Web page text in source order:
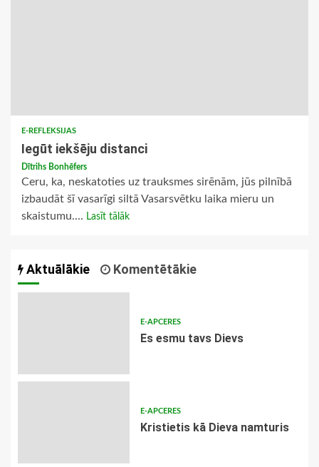
E-REFLEKSIJAS
Iegūt iekšēju distanci
Dītrihs Bonhēfers
Ceru, ka, neskatoties uz trauksmes sirēnām, jūs pilnībā
izbaudāt šī vasarīgi siltā Vasarsvētku laika mieru un
skaistumu.... Lasīt tālāk
Aktuālākie Komentētākie
E-APCERES
Es esmu tavs Dievs
E-APCERES
Kristietis kā Dieva namturis